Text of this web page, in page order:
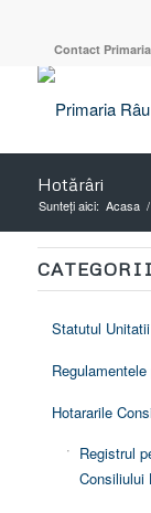
Contact
Hotărâri
Sunteți aici: Acasa /
CATEGORII
Statutul
Hotararile
Registrul
Consiliului